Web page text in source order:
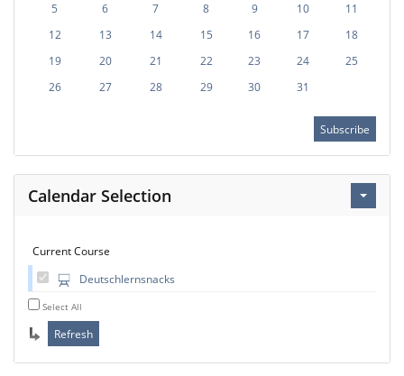
5
6 7 8 9 10
11
12
13 14 15 16 17
18
19
20 21 22 23 24
25
26
27 28 29 30 31
Subscribe
Calendar Selection
Current Course
Deutschlernsnacks
Select All